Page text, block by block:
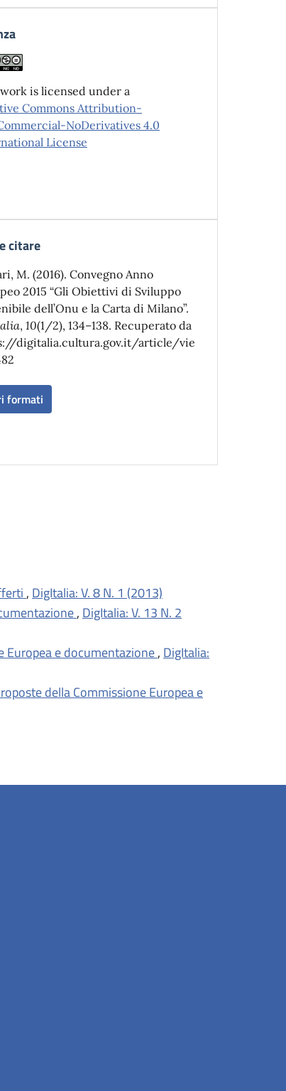
is licensed under a
Commons Attribution-
NoDerivatives 4.0
License
citare
M. (2016). Convegno Anno
2015 “Gli Obiettivi di Sviluppo
dell’Onu e la Carta di Milano”.
, 10(1/2), 134–138. Recuperato da
digitalia.cultura.gov.it/article/vie
formati
, DigItalia: V. 8 N. 1 (2013)
, DigItalia: V. 13 N. 2
e documentazione, DigItalia:
della Commissione Europea e